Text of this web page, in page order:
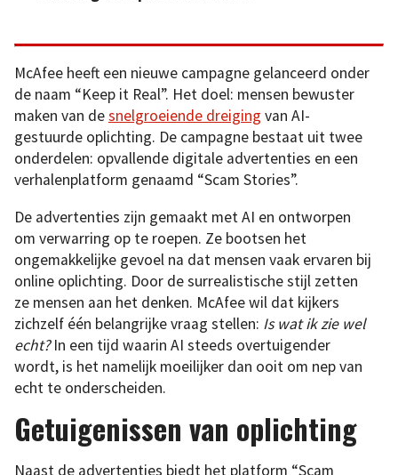
McAfee heeft een nieuwe campagne gelanceerd onder
de naam “Keep it Real”. Het doel: mensen bewuster
maken van desnelgroeiende dreiging van AI-
gestuurde oplichting. De campagne bestaat uit twee
onderdelen: opvallende digitale advertenties en een
verhalenplatform genaamd “Scam Stories”.
De advertenties zijn gemaakt met AI en ontworpen
om verwarring op te roepen. Ze bootsen het
ongemakkelijke gevoel na dat mensen vaak ervaren bij
online oplichting. Door de surrealistische stijl zetten
ze mensen aan het denken. McAfee wil dat kijkers
zichzelf één belangrijke vraag stellen: Is wat ik zie wel
echt?In een tijd waarin AI steeds overtuigender
wordt, is het namelijk moeilijker dan ooit om nep van
echt te onderscheiden.
Getuigenissen van oplichting
Naast de advertenties biedt het platform “Scam